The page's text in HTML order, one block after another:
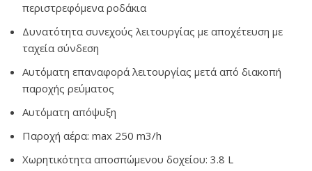
περιστρεφόμενα ροδάκια
Δυνατότητα συνεχούς λειτουργίας με αποχέτευση με
ταχεία σύνδεση
Αυτόματη επαναφορά λειτουργίας μετά από διακοπή
παροχής ρεύματος
Αυτόματη απόψυξη
Παροχή αέρα: max 250 m3/h
Χωρητικότητα αποσπώμενου δοχείου: 3.8 L